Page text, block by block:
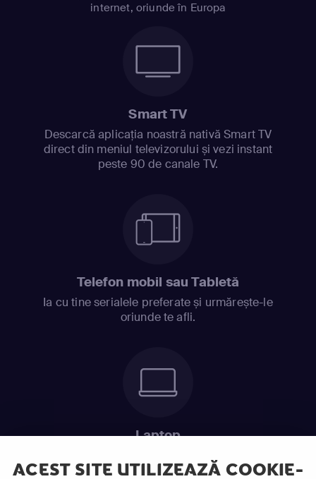
ACEST SITE UTILIZEAZĂ COOKIE-
internet, oriunde în Europa
Smart TV
Descarcă aplicația noastră nativă Smart TV
direct din meniul televizorului și vezi instant
peste 90 de canale TV.
Telefon mobil sau Tabletă
Ia cu tine serialele preferate și urmărește-le
oriunde te afli.
Laptop